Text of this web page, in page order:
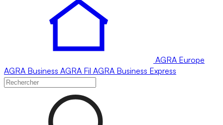
AGRA Europe
AGRA Business AGRA Fil AGRA Business Express